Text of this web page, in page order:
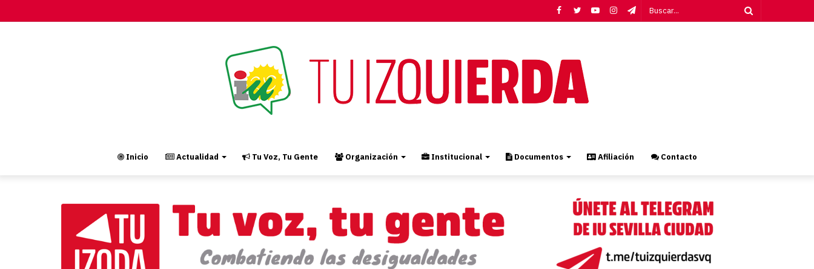
Telegram
Instagram
YouTube
Twitter
Facebook
Inicio Actualidad Tu Voz, Tu Gente Organización Institucional Documentos Afiliación Contacto